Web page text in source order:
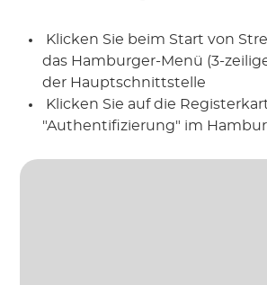
das Hamburger-Menü (3-
der Hauptschnittstelle
"Authentifizierung" im